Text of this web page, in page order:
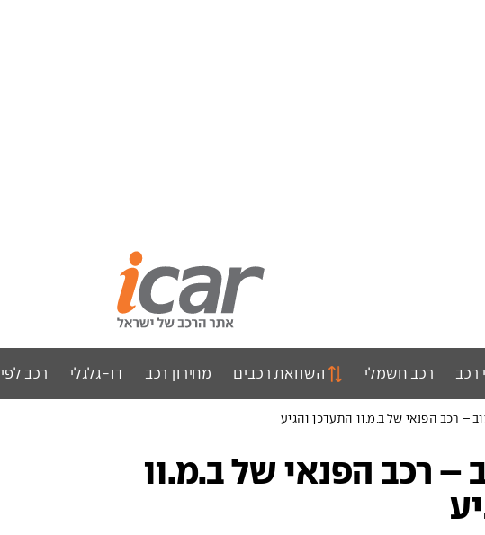
רכב רכב חשמלי השוואת רכבים מחירון רכב דו-גלגלי רכב
– רכב הפנאי של ב.מ.וו התעדכן והגיע
– רכב הפנאי של ב.מ.וו